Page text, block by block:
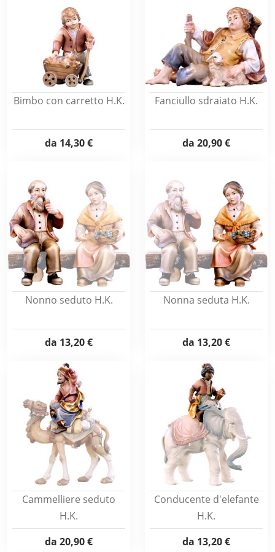
Bimbo con carretto H.K.
da 14,30 €
Fanciullo sdraiato H.K.
da 20,90 €
Nonno seduto H.K.
da 13,20 €
Nonna seduta H.K.
da 13,20 €
Cammelliere seduto
H.K.
da 20,90 €
Conducente d'elefante
H.K.
da 13,20 €